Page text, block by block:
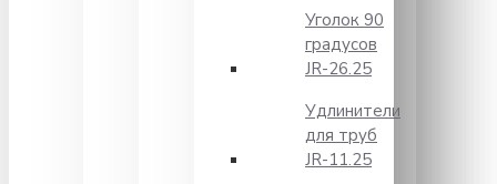
Уголок 90
градусов
JR-26.25
Удлинители
для труб
JR-11.25